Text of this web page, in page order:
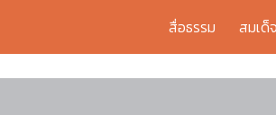
สื่อธรรม สมเด็